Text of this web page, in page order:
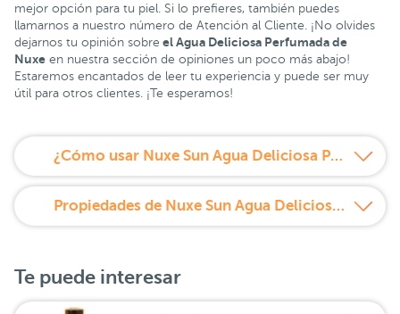
mejor opción para tu piel. Si lo prefieres, también puedes
llamarnos a nuestro número de Atención al Cliente. ¡No olvides
dejarnos tu opinión sobre el Agua Deliciosa Perfumada de
Nuxe en nuestra sección de opiniones un poco más abajo!
Estaremos encantados de leer tu experiencia y puede ser muy
útil para otros clientes. ¡Te esperamos!
¿Cómo usar Nuxe Sun Agua Deliciosa Perfumada?
Propiedades de Nuxe Sun Agua Deliciosa Perfumada
Te puede interesar